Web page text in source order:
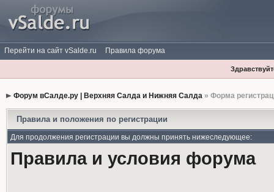
Перейти на сайт vSalde.ru Правила форума
Форум вСалде.ру | Верхняя Салда и Нижняя Салда» Форма
Правила и положения по регистрации
Для продолжения регистрации вы должны принять нижеследующее:
Правила и условия форума